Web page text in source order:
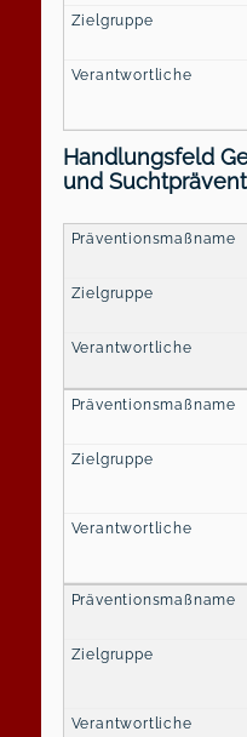
Handlungsfeld
und